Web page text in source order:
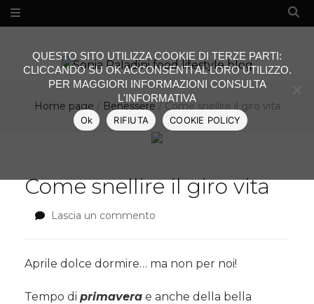
Home page / Benessere/ Come snellire il giro vita
Come snellire il giro vita
Lascia un commento
il
Aprile dolce dormire… ma non per noi!
Tempo di primavera e anche della bella
QUESTO SITO UTILIZZA COOKIE DI TERZE PARTI:
CLICCANDO SU OK ACCONSENTI AL LORO UTILIZZO.
PER MAGGIORI INFORMAZIONI CONSULTA
L'INFORMATIVA
Ok RIFIUTA COOKIE POLICY